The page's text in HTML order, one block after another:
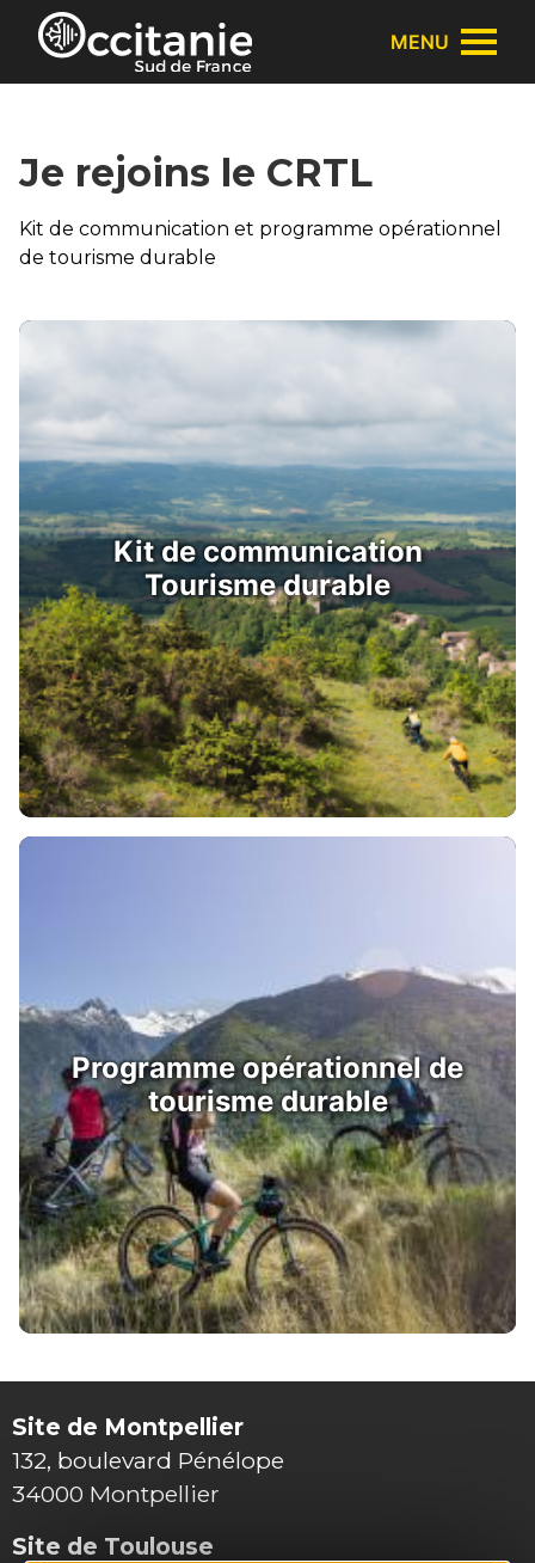
Panneau de gestion des cookies
MENU
Je rejoins le CRTL
Kit de communication et programme opérationnel
de tourisme durable
Kit de communication
Tourisme durable
Programme opérationnel de
tourisme durable
Site de Montpellier
132, boulevard Pénélope
34000 Montpellier
Site de Toulouse